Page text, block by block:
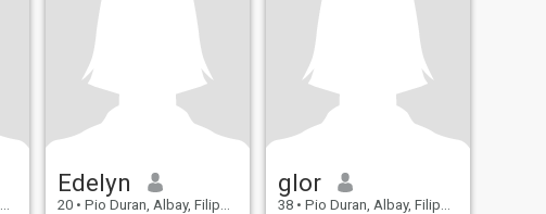
Edelyn
20 • Pio Duran, Albay, Filippinerne
glor
38 • Pio Duran, Albay, Filippinerne